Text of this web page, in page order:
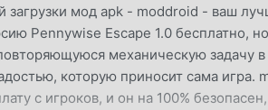
загрузки мод apk - moddroid - ваш
Pennywise Escape 1.0 бесплатно,
механическую задачу
которую приносит сама
с игроков, и он на 100%